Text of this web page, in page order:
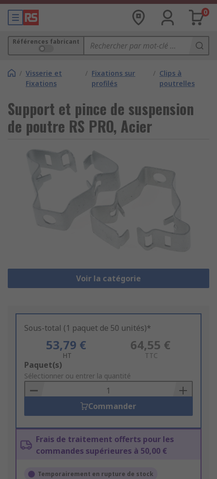
0
Références fabricant
/ Visserie et
Fixations
/ Fixations sur
profilés
/ Clips à
poutrelles
Support et pince de suspension
de poutre RS PRO, Acier
Voir la catégorie
Sous-total (1 paquet de 50 unités)*
53,79 €
HT
64,55 €
TTC
Add
to
Basket
Paquet(s)
Sélectionner ou entrer la quantité
Commander
Frais de traitement offerts pour les
commandes supérieures à 50,00 €
Temporairement en rupture de stock